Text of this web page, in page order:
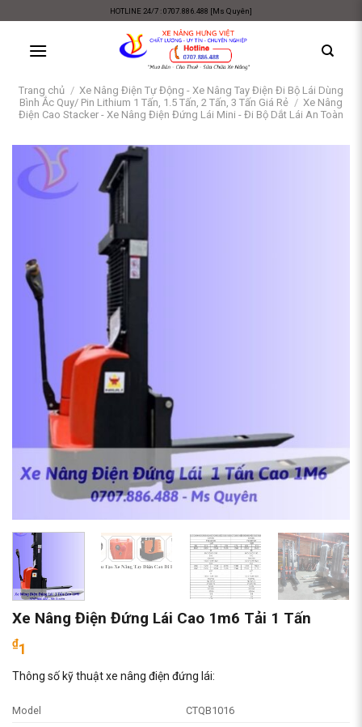
content
HOTLINE 24/7 : 0707.886.488 [Ms Quyên]
Trang chủ / Xe Nâng Điện Tự Động - Xe Nâng Tay Điện Đi Bộ Lái Dùng
Bình Ắc Quy/ Pin Lithium 1 Tấn, 1.5 Tấn, 2 Tấn, 3 Tấn Giá Rẻ / Xe Nâng
Điện Cao Stacker - Xe Nâng Điện Đứng Lái Mini - Đi Bộ Dắt Lái An Toàn
Xe Nâng Điện Đứng Lái Cao 1m6 Tải 1 Tấn
₫1
Thông số kỹ thuật xe nâng điện đứng lái:
Model
CTQB1016